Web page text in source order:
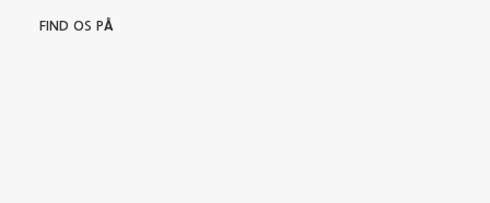
FIND OS PÅ